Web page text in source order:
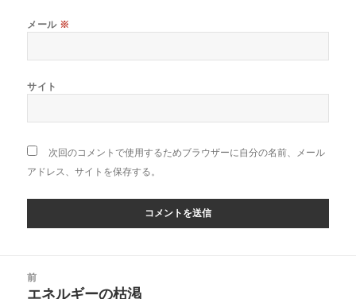
メール ※
サイト
次回のコメントで使用するためブラウザーに自分の名前、メール
アドレス、サイトを保存する。
前
前
エネルギーの枯渇